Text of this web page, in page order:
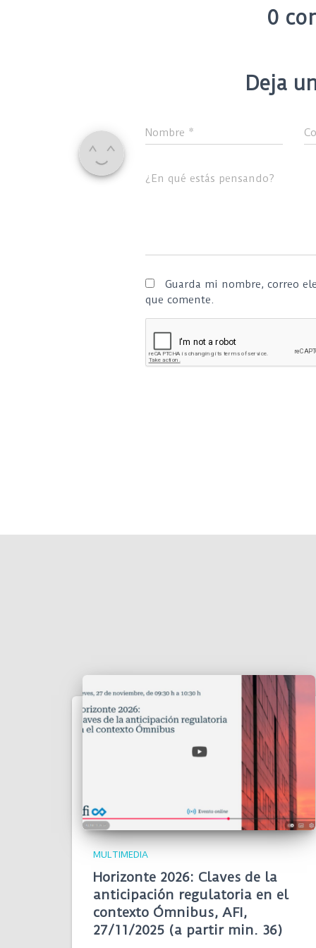
0
Deja
Nombre *
¿En qué estás pensando?
Guarda mi nombre, correo
que comente.
MULTIMEDIA
Horizonte 2026: Claves de la
anticipación regulatoria en el
contexto Ómnibus, AFI,
27/11/2025 (a partir min. 36)